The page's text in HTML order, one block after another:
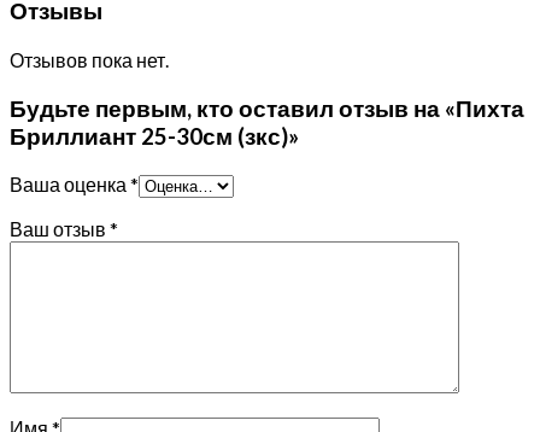
Отзывы
Отзывов пока нет.
Будьте первым, кто оставил отзыв на «Пихта
Бриллиант 25-30см (зкс)»
Ваша оценка *
Ваш отзыв *